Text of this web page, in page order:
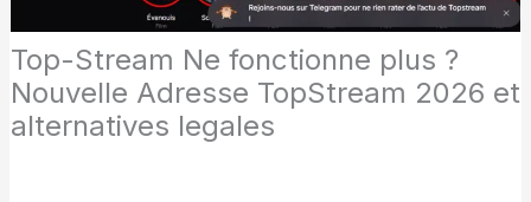
Top-Stream Ne fonctionne plus ?
Nouvelle Adresse TopStream 2026 et
alternatives legales